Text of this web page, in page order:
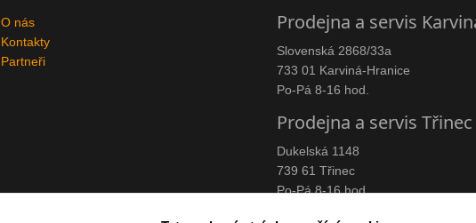
O nás
Kontakty
Partneři
Prodejna a servis
Slovenská 2868/33a
733 01 Karviná-Hranice
Po-Pá 8-16 hod.
Prodejna a servis Třinec
Dukelská 1148
739 61 Třinec
Po-Pá 8-16 hod.